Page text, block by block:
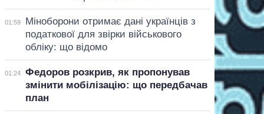
01:59
Міноборони отримає дані українців з
податкової для звірки військового
обліку: що відомо
01:24
Федоров розкрив, як пропонував
змінити мобілізацію: що передбачав
план